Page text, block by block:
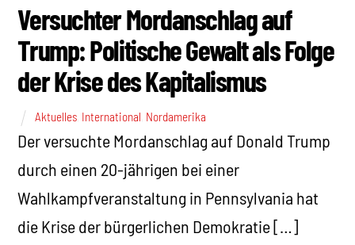
Versuchter Mordanschlag auf
Trump: Politische Gewalt als Folge
der Krise des Kapitalismus
Aktuelles International Nordamerika
Der versuchte Mordanschlag auf Donald Trump
durch einen 20-jährigen bei einer
Wahlkampfveranstaltung in Pennsylvania hat
die Krise der bürgerlichen Demokratie […]